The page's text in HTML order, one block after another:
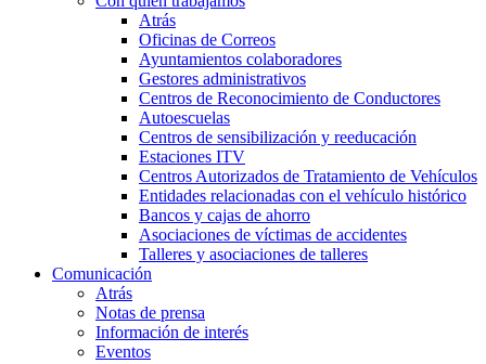
Atrás
Oficinas de Correos
Ayuntamientos colaboradores
Gestores administrativos
Centros de Reconocimiento de Conductores
Autoescuelas
Centros de sensibilización y reeducación
Estaciones ITV
Centros Autorizados de Tratamiento de Vehículos
Entidades relacionadas con el vehículo histórico
Bancos y cajas de ahorro
Asociaciones de víctimas de accidentes
Talleres y asociaciones de talleres
Comunicación
Atrás
Notas de prensa
Información de interés
Eventos